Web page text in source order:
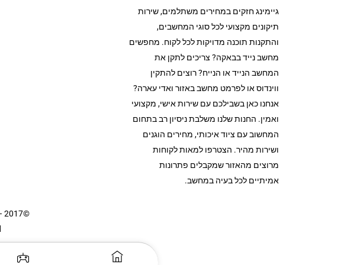
גיימינג חזקים במחירים משתלמים, שירות
תיקונים מקצועי לכל סוגי המחשבים,
והתקנות תוכנה מדויקות לכל לקוח. מחפשים
מחשב נייד בבאקה? צריכים לתקן את
המחשב הנייד או הנייח? רוצים להתקין
ווינדוס או לפרמט מחשב באזור ואדי עארה?
אנחנו כאן בשבילכם עם שירות אישי, מקצועי
ואמין. החנות שלנו משלבת ניסיון רב בתחום
המחשוב עם ציוד איכותי, מחירים הוגנים
ושירות מהיר. הצטרפו למאות לקוחות
מרוצים מהאזור שמקבלים פתרונות
אמיתיים לכל בעיה במחשב.
©2017 – 2024 כל הזכויות באתר שמורות